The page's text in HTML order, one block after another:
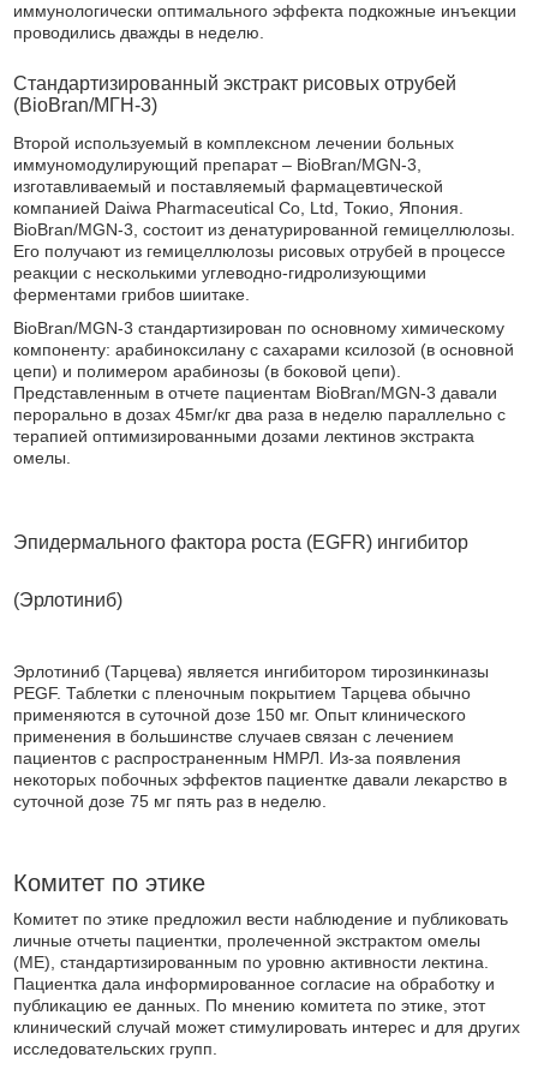
иммунологически оптимального эффекта подкожные инъекции
проводились дважды в неделю.
Стандартизированный экстракт рисовых отрубей
(BioBran/МГН-3)
Второй используемый в комплексном лечении больных
иммуномодулирующий препарат – BioBran/MGN-3,
изготавливаемый и поставляемый фармацевтической
компанией Daiwa Pharmaceutical Co, Ltd, Токио, Япония.
BioBran/MGN-3, состоит из денатурированной гемицеллюлозы.
Его получают из гемицеллюлозы рисовых отрубей в процессе
реакции с несколькими углеводно-гидролизующими
ферментами грибов шиитаке.
BioBran/MGN-3 стандартизирован по основному химическому
компоненту: арабиноксилану с сахарами ксилозой (в основной
цепи) и полимером арабинозы (в боковой цепи).
Представленным в отчете пациентам BioBran/MGN-3 давали
перорально в дозах 45мг/кг два раза в неделю параллельно с
терапией оптимизированными дозами лектинов экстракта
омелы.
Эпидермального фактора роста (EGFR) ингибитор
(Эрлотиниб)
Эрлотиниб (Тарцева) является ингибитором тирозинкиназы
РEGF. Таблетки с пленочным покрытием Тарцева обычно
применяются в суточной дозе 150 мг. Опыт клинического
применения в большинстве случаев связан с лечением
пациентов с распространенным НМРЛ. Из-за появления
некоторых побочных эффектов пациентке давали лекарство в
суточной дозе 75 мг пять раз в неделю.
Комитет по этике
Комитет по этике предложил вести наблюдение и публиковать
личные отчеты пациентки, пролеченной экстрактом омелы
(ME), стандартизированным по уровню активности лектина.
Пациентка дала информированное согласие на обработку и
публикацию ее данных. По мнению комитета по этике, этот
клинический случай может стимулировать интерес и для других
исследовательских групп.